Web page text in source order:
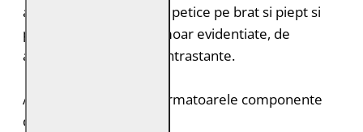
are dungi contrastante, petice pe brat si piept si
patru buzunare cu fermoar evidentiate, de
asemenea, cu culori contrastante.
Acest produs contine urmatoarele componente
durabile: